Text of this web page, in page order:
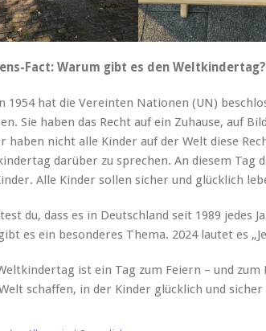
Fact: Warum gibt es den Weltkindertag?
1954 hat die Vereinten Nationen (UN)
Sie haben das Recht auf ein Zuhause, auf
haben nicht alle Kinder auf der Welt diese
darüber zu sprechen. An diesem Tag
Alle Kinder sollen sicher und glücklich
du, dass es in Deutschland seit 1989 jedes
es ein besonderes Thema. 2024 lautet es
ist ein Tag zum Feiern – und
schaffen, in der Kinder glücklich und sicher